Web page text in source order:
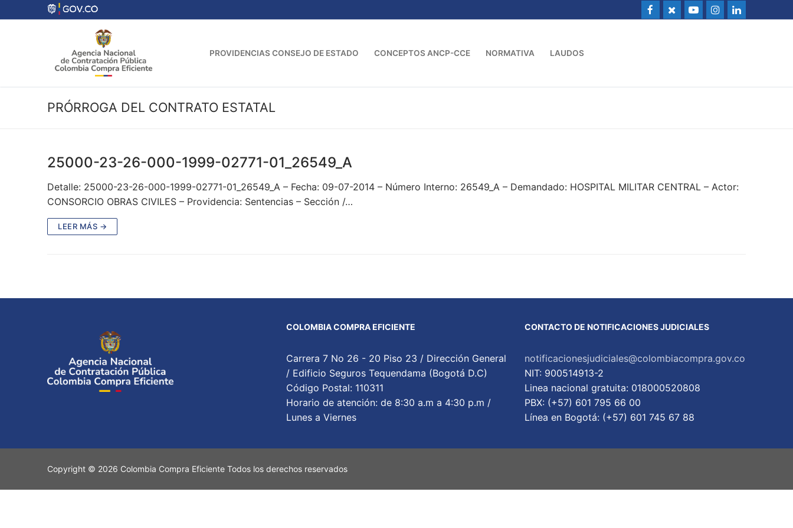
al
PROVIDENCIAS CONSEJO DE ESTADO CONCEPTOS ANCP-CCE NORMATIVA LAUDOS
PRÓRROGA DEL CONTRATO ESTATAL
25000-23-26-000-1999-02771-01_26549_A
Detalle: 25000-23-26-000-1999-02771-01_26549_A – Fecha: 09-07-2014 – Número Interno: 26549_A – Demandado: HOSPITAL MILITAR CENTRAL – Actor:
CONSORCIO OBRAS CIVILES – Providencia: Sentencias – Sección /…
LEER MÁS →
COLOMBIA COMPRA EFICIENTE
Carrera 7 No 26 - 20 Piso 23 / Dirección General
/ Edificio Seguros Tequendama (Bogotá D.C)
Código Postal: 110311
Horario de atención: de 8:30 a.m a 4:30 p.m /
Lunes a Viernes
CONTACTO DE NOTIFICACIONES JUDICIALES
notificacionesjudiciales@colombiacompra.gov.co
NIT: 900514913-2
Linea nacional gratuita: 018000520808
PBX: (+57) 601 795 66 00
Lí­nea en Bogotá: (+57) 601 745 67 88
Copyright © 2026 Colombia Compra Eficiente Todos los derechos reservados